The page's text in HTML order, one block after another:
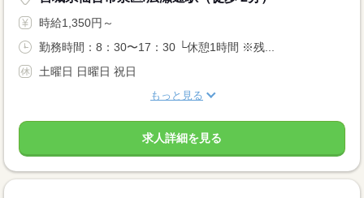
時給1,350円～
勤務時間：8：30〜17：30 └休憩1時間 ※残...
土曜日 日曜日 祝日
もっと見る
求人詳細を見る